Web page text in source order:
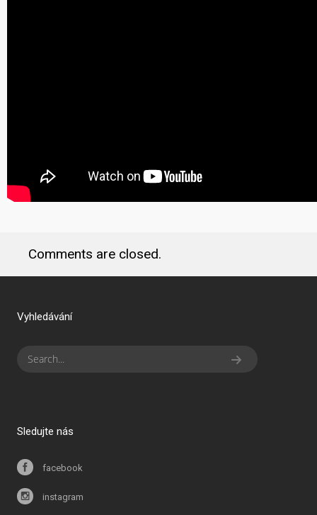
Comments are closed.
Vyhledávání
Sledujte nás
facebook
instagram